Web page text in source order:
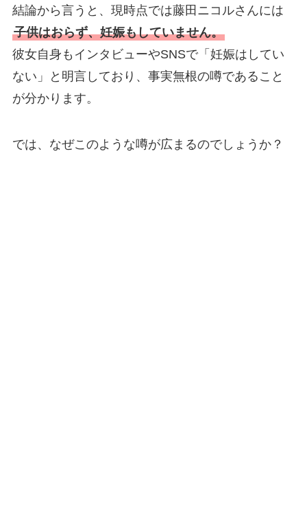
結論から言うと、現時点では藤田ニコルさんには
子供はおらず、妊娠もしていません。
彼女自身もインタビューやSNSで「妊娠はしてい
ない」と明言しており、事実無根の噂であること
が分かります。
では、なぜこのような噂が広まるのでしょうか？